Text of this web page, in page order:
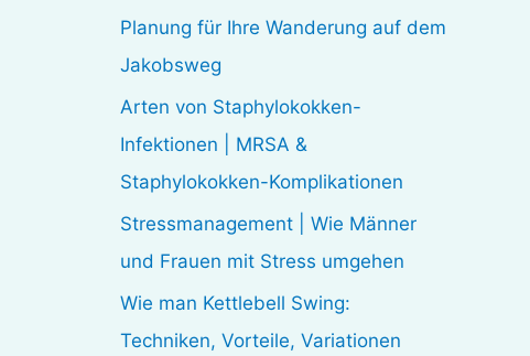
n
n
a
c
h
:
Planung für Ihre Wanderung auf dem
Jakobsweg
Arten von Staphylokokken-
Infektionen | MRSA &
Staphylokokken-Komplikationen
Stressmanagement | Wie Männer
und Frauen mit Stress umgehen
Wie man Kettlebell Swing:
Techniken, Vorteile, Variationen